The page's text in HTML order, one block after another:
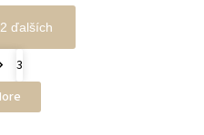
ďalších
3